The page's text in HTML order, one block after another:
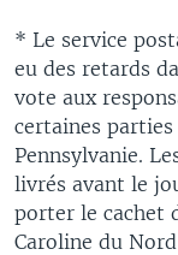
* Le service
eu des retards
vote aux
certaines
Pennsylvanie.
livrés avant le
porter le cachet
Caroline du